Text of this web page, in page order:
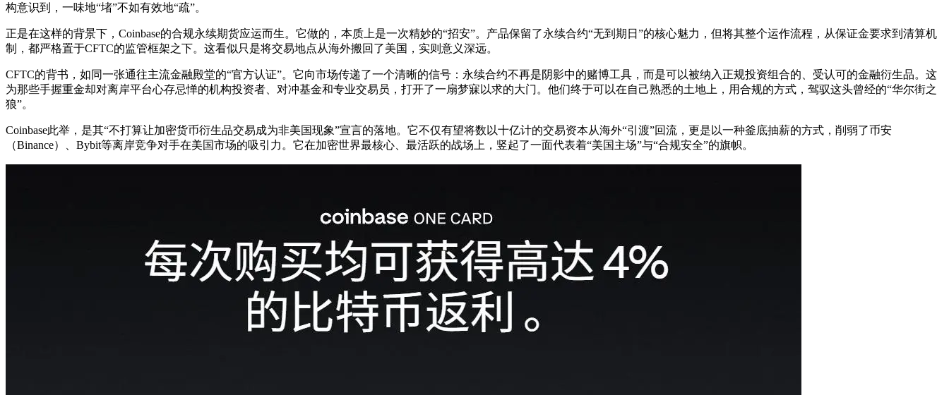
构意识到，一味地“堵”不如有效地“疏”。
正是在这样的背景下，Coinbase的合规永续期货应运而生。它做的，本质上是一次精妙的“招安”。产品保留了永续合约“无到期日”的核心魅力，但将其整个运作流程，从保证金要求到清算机
制，都严格置于CFTC的监管框架之下。这看似只是将交易地点从海外搬回了美国，实则意义深远。
CFTC的背书，如同一张通往主流金融殿堂的“官方认证”。它向市场传递了一个清晰的信号：永续合约不再是阴影中的赌博工具，而是可以被纳入正规投资组合的、受认可的金融衍生品。这
为那些手握重金却对离岸平台心存忌惮的机构投资者、对冲基金和专业交易员，打开了一扇梦寐以求的大门。他们终于可以在自己熟悉的土地上，用合规的方式，驾驭这头曾经的“华尔街之
狼”。
Coinbase此举，是其“不打算让加密货币衍生品交易成为非美国现象”宣言的落地。它不仅有望将数以十亿计的交易资本从海外“引渡”回流，更是以一种釜底抽薪的方式，削弱了币安
（Binance）、Bybit等离岸竞争对手在美国市场的吸引力。它在加密世界最核心、最活跃的战场上，竖起了一面代表着“美国主场”与“合规安全”的旗帜。